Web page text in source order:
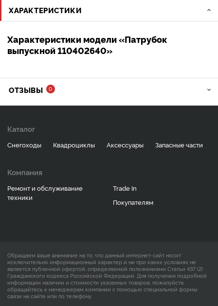
ХАРАКТЕРИСТИКИ
Характеристики модели «Патрубок
выпускной 110402640»
ОТЗЫВЫ 0
Каталог
Снегоходы Квадроциклы Аксессуары Запасные части
Компания
Ремонт и обслуживание
техники
Trade In
Покупателям
Обращаем ваше внимание на то, что данный интернет-сайт носит
исключительно информационный характер и ни при каких условиях не
является публичной офертой, определяемой положениями Статьи 437 (2)
Гражданского кодекса Российской Федерации. Для получения подробной
информации наличии и стоимости указанных товаров, пожалуйста,
обращайтесь к менеджерам компании с помощью специальной формы
связи на сайте или по телефону.